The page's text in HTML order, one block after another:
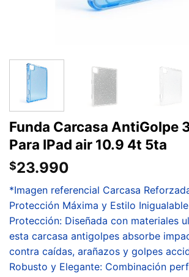
Funda Carcasa AntiGolpe
Para IPad air 10.9 4t 5ta
$23.990
*Imagen referencial Carcasa
Protección Máxima y Estilo
Protección: Diseñada con materiales
esta carcasa antigolpes absorbe
contra caídas, arañazos y golpes
Robusto y Elegante: Combinación